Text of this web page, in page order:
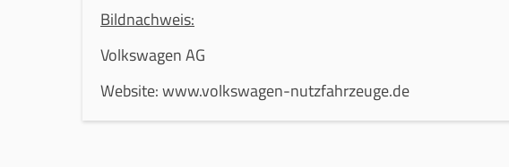
Bildnachweis:
Volkswagen AG
Website: www.volkswagen-nutzfahrzeuge.de